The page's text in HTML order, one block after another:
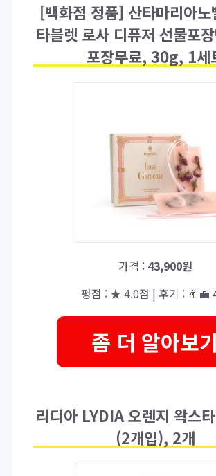
[백화점 정품] 산타마리아노
타블렛 로사 디퓨저 선물포
포장무료, 30g, 1세
가격 : 43,900원
평점 : ★ 4.0점 | 후기 : 👨‍💼
좀 더 알아보기
리디아 LYDIA 오렌지 왁스
(2개입), 2개